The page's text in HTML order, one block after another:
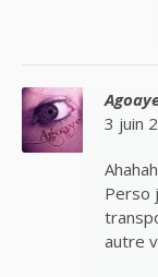
3 juin
Perso
autre